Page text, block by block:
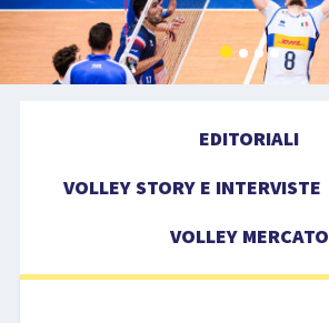
HOME
EDITORIALI
VOLLEY MERCATO
COMPETIZIONI
EDITORIALI
VOLLEY STORY E INTERVISTE
VOLLEY MERCATO